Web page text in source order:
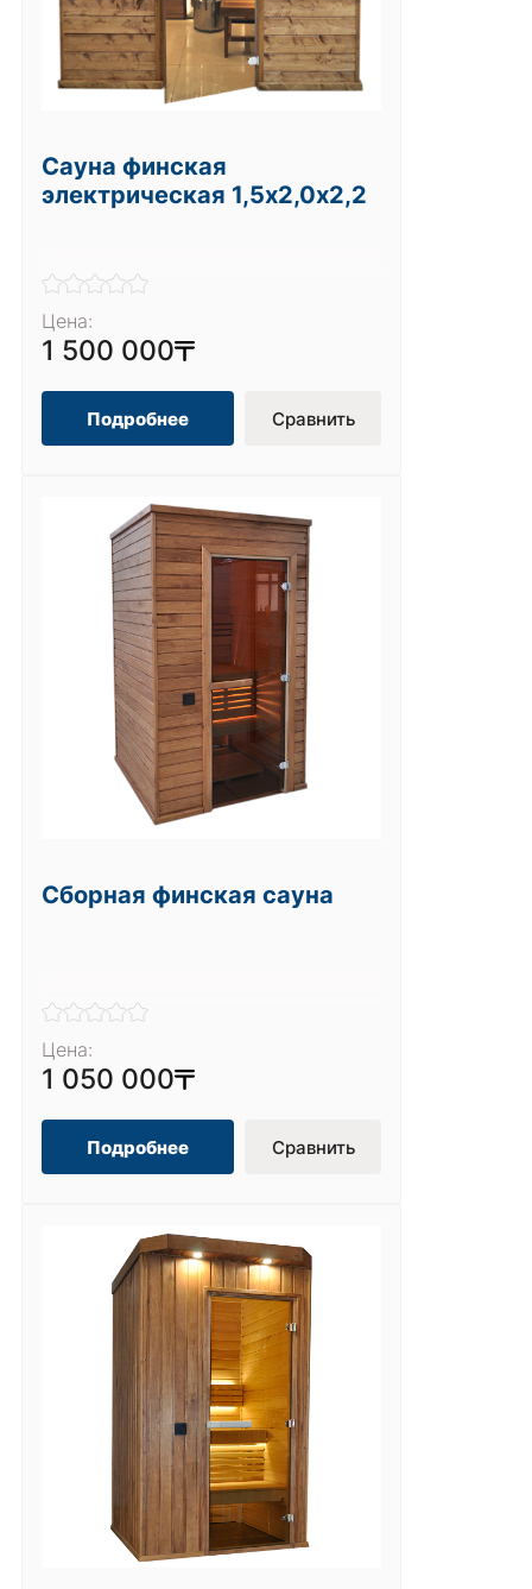
Сауна финская
электрическая 1,5х2,0х2,2
Цена:
1 500 000
Подробнее Сравнить
Сборная финская сауна
Цена:
1 050 000
Подробнее Сравнить